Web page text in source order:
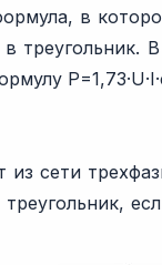
в
треугольник.
сети